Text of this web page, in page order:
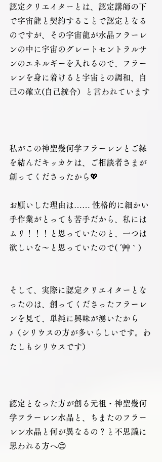
認定クリエイターとは、認定講師の下
で宇宙龍と契約することで認定となる
のですが、その宇宙龍が水晶フラーレ
ンの中に宇宙のグレートセントラルサ
ンのエネルギーを入れるので、フラー
レンを身に着けると宇宙との調和、自
己の確立(自己統合）と言われています
私がこの神聖幾何学フラーレンとご縁
を結んだキッカケは、ご相談者さまが
創ってくださったから💖
お願いした理由は…… 性格的に細かい
手作業がとっても苦手だから、私には
ムリ！！！と思っていたのと、一つは
欲しいな～と思っていたので( ´艸｀)
そして、実際に認定クリエイターとな
ったのは、創ってくださったフラーレ
ンを見て、単純に興味が湧いたから
♪（シリウスの方が多いらしいです。わ
たしもシリウスです）
認定となった方が創る元祖・神聖幾何
学フラーレン水晶と、ちまたのフラー
レン水晶と何が異なるの？と不思議に
思われる方へ😊